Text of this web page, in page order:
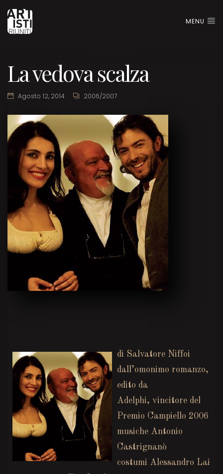
MENU
La vedova scalza
Agosto 12, 2014 2006/2007
di Salvatore Niffoi
dall’omonimo romanzo,
edito da
Adelphi, vincitore del
Premio Campiello 2006
musiche Antonio
Castrignanò
costumi Alessandro Lai